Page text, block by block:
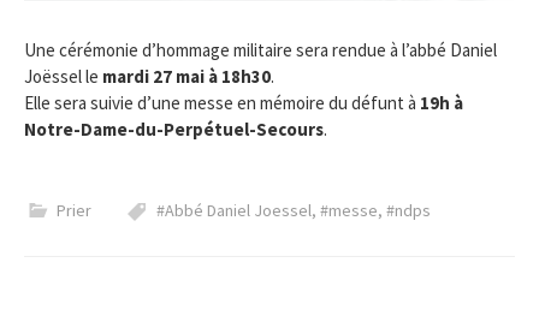
Une cérémonie d’hommage militaire sera rendue à l’abbé Daniel
Joëssel le mardi 27 mai à 18h30.
Elle sera suivie d’une messe en mémoire du défunt à 19h à
Notre-Dame-du-Perpétuel-Secours.
Prier #Abbé Daniel Joessel, #messe, #ndps